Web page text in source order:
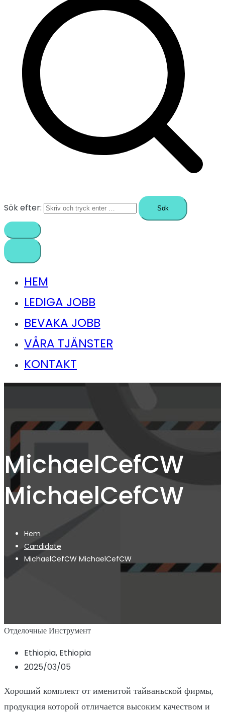
Sök efter:
HEM
LEDIGA JOBB
BEVAKA JOBB
VÅRA TJÄNSTER
KONTAKT
MichaelCefCW
MichaelCefCW
Hem
Candidate
MichaelCefCW MichaelCefCW
Отделочные Инструмент
Ethiopia, Ethiopia
2025/03/05
Хороший комплект от именитой тайваньской фирмы,
продукция которой отличается высоким качеством и